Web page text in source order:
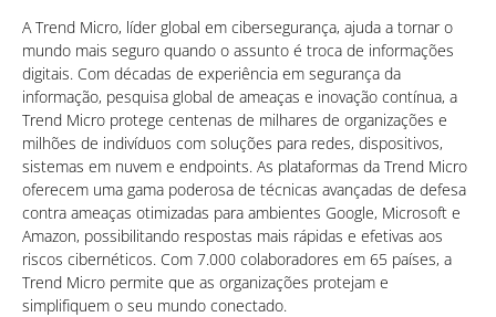
A Trend Micro, líder global em cibersegurança, ajuda a tornar o
mundo mais seguro quando o assunto é troca de informações
digitais. Com décadas de experiência em segurança da
informação, pesquisa global de ameaças e inovação contínua, a
Trend Micro protege centenas de milhares de organizações e
milhões de indivíduos com soluções para redes, dispositivos,
sistemas em nuvem e endpoints. As plataformas da Trend Micro
oferecem uma gama poderosa de técnicas avançadas de defesa
contra ameaças otimizadas para ambientes Google, Microsoft e
Amazon, possibilitando respostas mais rápidas e efetivas aos
riscos cibernéticos. Com 7.000 colaboradores em 65 países, a
Trend Micro permite que as organizações protejam e
simplifiquem o seu mundo conectado.